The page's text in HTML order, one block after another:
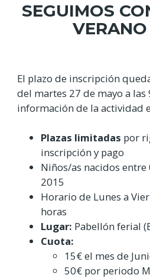
SEGUIMOS
El plazo de inscripción
del martes 27 de mayo a las
información de la actividad
Plazas limitadas por
inscripción y pago
Niños/as nacidos
2015
Horario de Lunes a
horas
Lugar: Pabellón ferial
Cuota:
15€ el mes de
50€ por periodo